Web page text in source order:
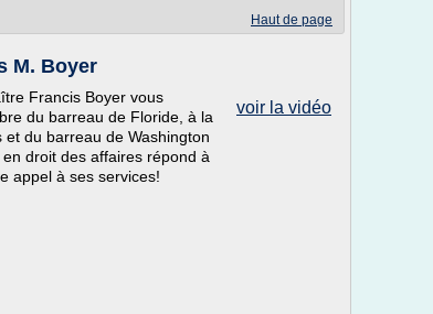
Haut de page
M. Boyer
voir la vidéo
Francis Boyer vous
du barreau de Floride, à la
du barreau de Washington
droit des affaires répond à
appel à ses services!